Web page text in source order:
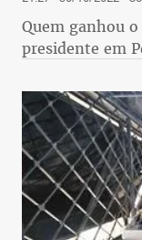
Quem ganhou
presidente em